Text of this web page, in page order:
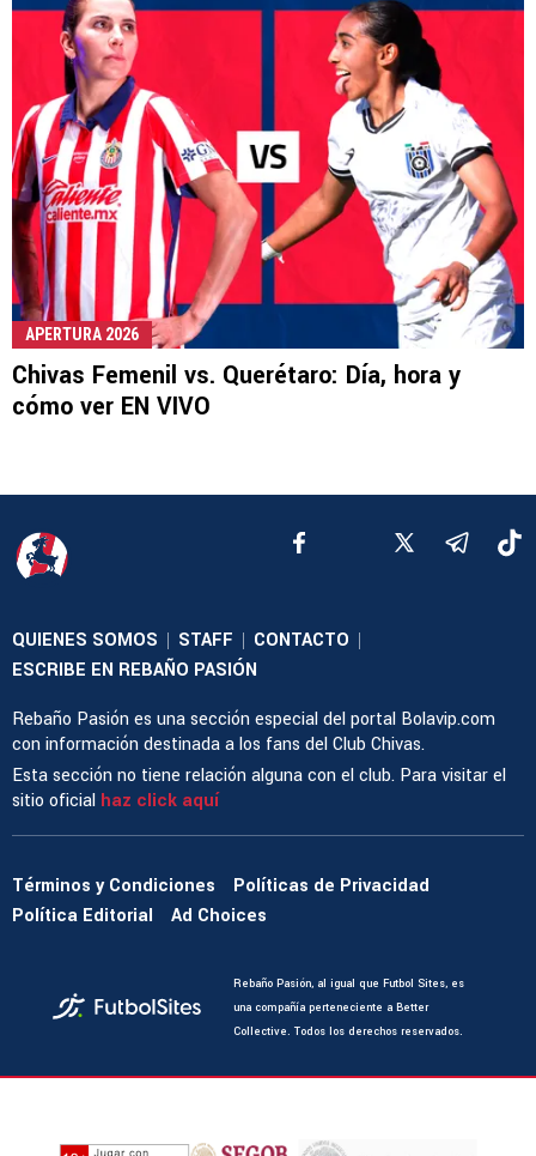
APERTURA 2026
Chivas Femenil vs. Querétaro: Día, hora y
cómo ver EN VIVO
QUIENES SOMOS | STAFF | CONTACTO |
ESCRIBE EN REBAÑO PASIÓN
Rebaño Pasión es una sección especial del portal Bolavip.com
con información destinada a los fans del Club Chivas.
Esta sección no tiene relación alguna con el club. Para visitar el
sitio oficial haz click aquí
Términos y Condiciones
Políticas de Privacidad
Política Editorial
Ad Choices
Rebaño Pasión, al igual que Futbol Sites, es
una compañía perteneciente a Better
Collective. Todos los derechos reservados.